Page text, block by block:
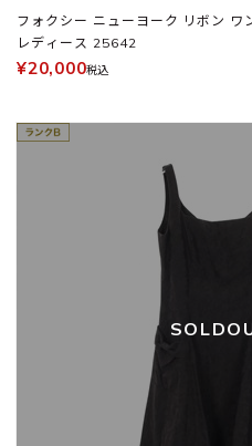
フォクシー ニューヨーク リボン ワ
レディース 25642
¥20,000税込